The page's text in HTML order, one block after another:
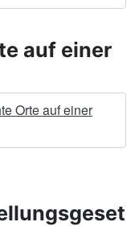
auf einer
Orte auf einer